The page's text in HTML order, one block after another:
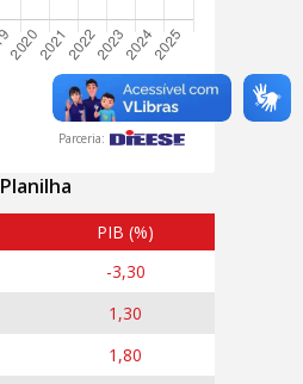
Parceria:
Planilha
PIB (%)
-3,30
1,30
1,80